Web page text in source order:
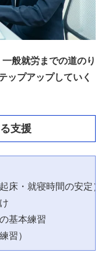
一般就労までの道のり
ップアップしていく
支援
床・就寝時間の安定）
基本練習